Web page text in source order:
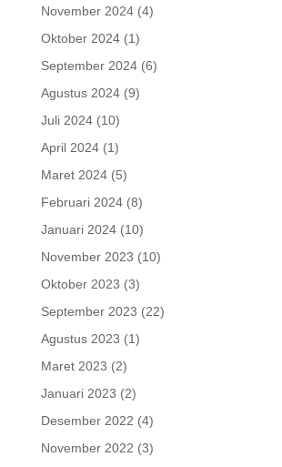
November 2024(4)
Oktober 2024(1)
September 2024(6)
Agustus 2024(9)
Juli 2024(10)
April 2024(1)
Maret 2024(5)
Februari 2024(8)
Januari 2024(10)
November 2023 (10)
Oktober 2023 (3)
September 2023 (22)
Agustus 2023 (1)
Maret 2023 (2)
Januari 2023 (2)
Desember 2022 (4)
November 2022 (3)